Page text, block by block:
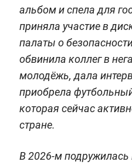
альбом и спела для
приняла участие в
палаты о
обвинила коллег в
молодёжь, дала
приобрела
которая сейчас
стране.
В 2026-м подружилась